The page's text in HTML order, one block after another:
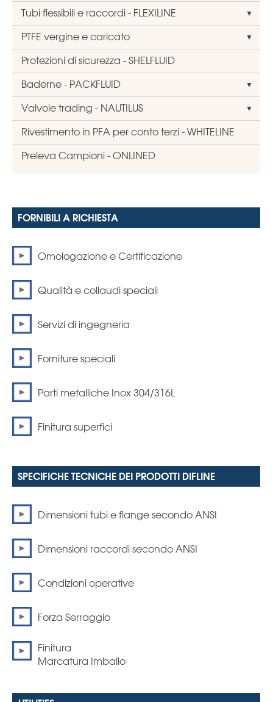
Tubi flessibili e raccordi - FLEXILINE
PTFE vergine e caricato
Protezioni di sicurezza - SHELFLUID
Baderne - PACKFLUID
Valvole trading - NAUTILUS
Rivestimento in PFA per conto terzi - WHITELINE
Preleva Campioni - ONLINED
FORNIBILI A RICHIESTA
Omologazione e Certificazione
Qualità e collaudi speciali
Servizi di ingegneria
Forniture speciali
Parti metalliche Inox 304/316L
Finitura superfici
SPECIFICHE TECNICHE DEI PRODOTTI DIFLINE
Dimensioni tubi e flange secondo ANSI
Dimensioni raccordi secondo ANSI
Condizioni operative
Forza Serraggio
Finitura
Marcatura Imballo